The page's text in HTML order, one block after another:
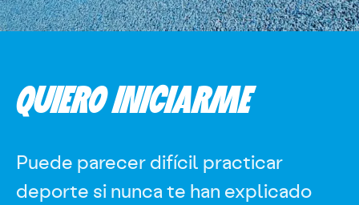
QUIERO INICIARME
Puede parecer difícil practicar
deporte si nunca te han explicado